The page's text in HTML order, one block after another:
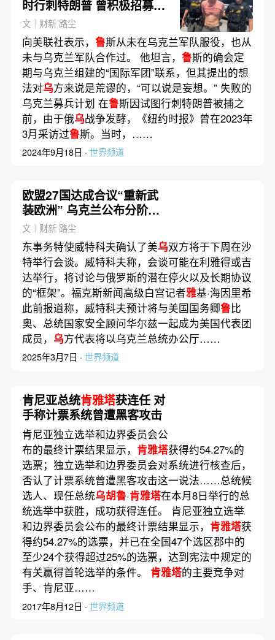
时行刺特朗普 曾积极招募外
国人援乌作战
文｜财新 路尘
向美联社表示， 鲁斯从未在乌克兰军队服役，也从
未与乌克兰军队合作过。 他坦言， 鲁斯的确会定
期与乌克兰组建的“国际军团”联系，但其提出的想
法对乌方来说是荒谬的，“可以说是妄想。” 失败的
乌克兰募兵计划 在鲁斯因试图行刺特朗普被捕之
前，由于俄乌战争发酵，《纽约时报》曾在2023年
3月采访过鲁斯。当时，……
2024年9月18日 · 世界频道
欧盟27国达成合议“重新武
装欧洲” 乌克兰公布分阶段
停火方案
文｜财新 路尘
东事务特使威特科夫确认了美乌双方将于下周在沙
特举行会谈。威特科夫称，会谈可能在利雅得或吉
达举行，将讨论与俄罗斯的潜在停火以及长期协议
的“框架”。福克斯新闻高级白宫记者雅基·海因里希
此前报道称，威特科夫预计将与美国国务卿鲁比
奥、总统国家安全顾问华尔兹一起成为美国代表团
成员， 乌方代表将以乌克兰总统办公厅……
2025年3月7日 · 世界频道
肯尼亚总统肯雅塔获连任 对
手称计票系统曾遭黑客攻击
肯尼亚独立选举和边界委员会公
布的最终计票结果显示， 肯雅塔获得约54.27%的
选票；独立选举和边界委员会对系统进行核查后，
否认了计票系统曾遭黑客攻击这一说法……总统候
选人、现任总统乌胡鲁·肯雅塔在本月8日举行的总
统选举中获胜，成功获得连任。 肯尼亚独立选举
和边界委员会公布的最终计票结果显示， 肯雅塔获
得约54.27%的选票，并已在全国47个选区郡中的
至少24个获得超过25%的选票，达到宪法中规定的
有关赢得首轮选举的条件。 肯雅塔的主要竞争对
手、肯尼亚……
2017年8月12日 · 世界频道